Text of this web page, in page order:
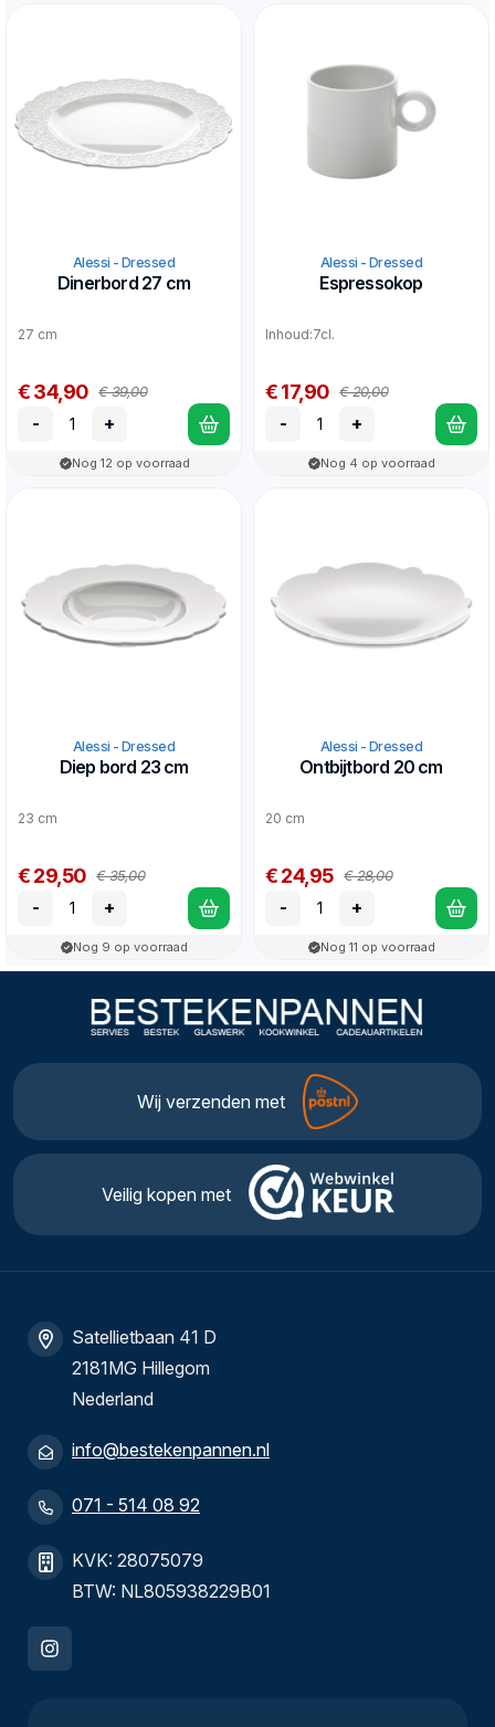
Alessi - Dressed
Dinerbord 27 cm
27 cm
€ 34,90 € 39,00
- +
Nog 12 op voorraad
Alessi - Dressed
Espressokop
Inhoud:7cl.
€ 17,90 € 20,00
- +
Nog 4 op voorraad
Alessi - Dressed
Diep bord 23 cm
23 cm
€ 29,50 € 35,00
- +
Nog 9 op voorraad
Alessi - Dressed
Ontbijtbord 20 cm
20 cm
€ 24,95 € 28,00
- +
Nog 11 op voorraad
Wij verzenden met
Veilig kopen met
Satellietbaan 41 D
2181MG Hillegom
Nederland
info@bestekenpannen.nl
071 - 514 08 92
KVK: 28075079
BTW: NL805938229B01